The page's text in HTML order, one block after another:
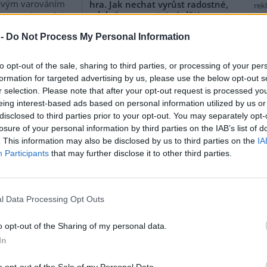
Do Not Process My Personal Information
opt-out of the sale, sharing to third parties, or processing of your
for targeted advertising by us, please use the below opt-out
selection. Please note that after your opt-out request is processed
interest-based ads based on personal information utilized by us
to third parties prior to your opt-out. You may separately
of your personal information by third parties on the IAB’s list of
This information may also be disclosed by us to third parties on the
Participants that may further disclose it to other third parties.
Data Processing Opt Outs
opt-out of the Sharing of my personal data.
varováním
bez půdy
my. Nejen
šedesát sklizní.
průmysl
o
12. října
do českých kin
budoucnosti
Plastic Sky
hra. Jak nechat vyrůst radostné,
odolné a samostatné děti
Kniha vám pomůže:
svobodnou hru pro svůj
zdravý rozvoj,
Svobodová, Maria Mia: Solfánci a
Sluneční královna
rok vydání: 2020
Solfánci jsou malá
stvoření, jejichž domovem
je celý vesmír a jejichž
Palán, Aleš; Šibík, Jan: Raději
šumavskými samotáři